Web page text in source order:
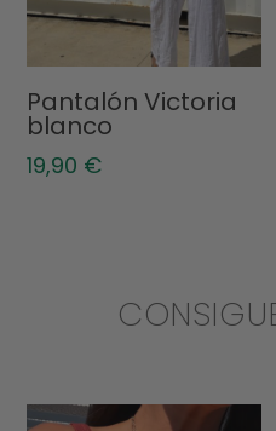
Pantalón Victoria
blanco
19,90 €